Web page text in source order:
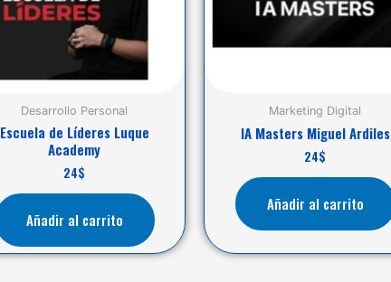
Desarrollo Personal
Escuela de Líderes Luque
Academy
24$
Añadir al carrito
Marketing Digital
IA Masters Miguel Ardiles
24$
Añadir al carrito